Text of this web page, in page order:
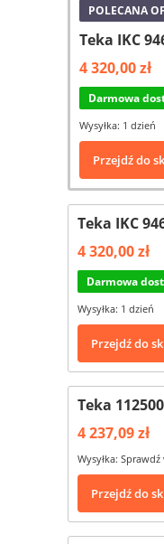
POLECANA
Teka IKC
4 320,00 zł
Darmowa
Wysyłka: 1 dzień
Przejdź do
Teka IKC
4 320,00 zł
Darmowa
Wysyłka: 1 dzień
Przejdź do
Teka
4 237,09 zł
Wysyłka:
Przejdź do